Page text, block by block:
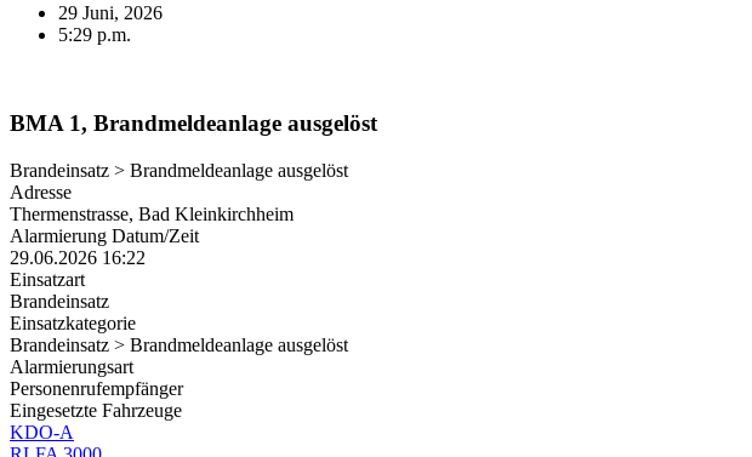
29 Juni, 2026
5:29 p.m.
BMA 1, Brandmeldeanlage ausgelöst
Brandeinsatz > Brandmeldeanlage ausgelöst
Adresse
Thermenstrasse, Bad Kleinkirchheim
Alarmierung Datum/Zeit
29.06.2026 16:22
Einsatzart
Brandeinsatz
Einsatzkategorie
Brandeinsatz > Brandmeldeanlage ausgelöst
Alarmierungsart
Personenrufempfänger
Eingesetzte Fahrzeuge
KDO-A